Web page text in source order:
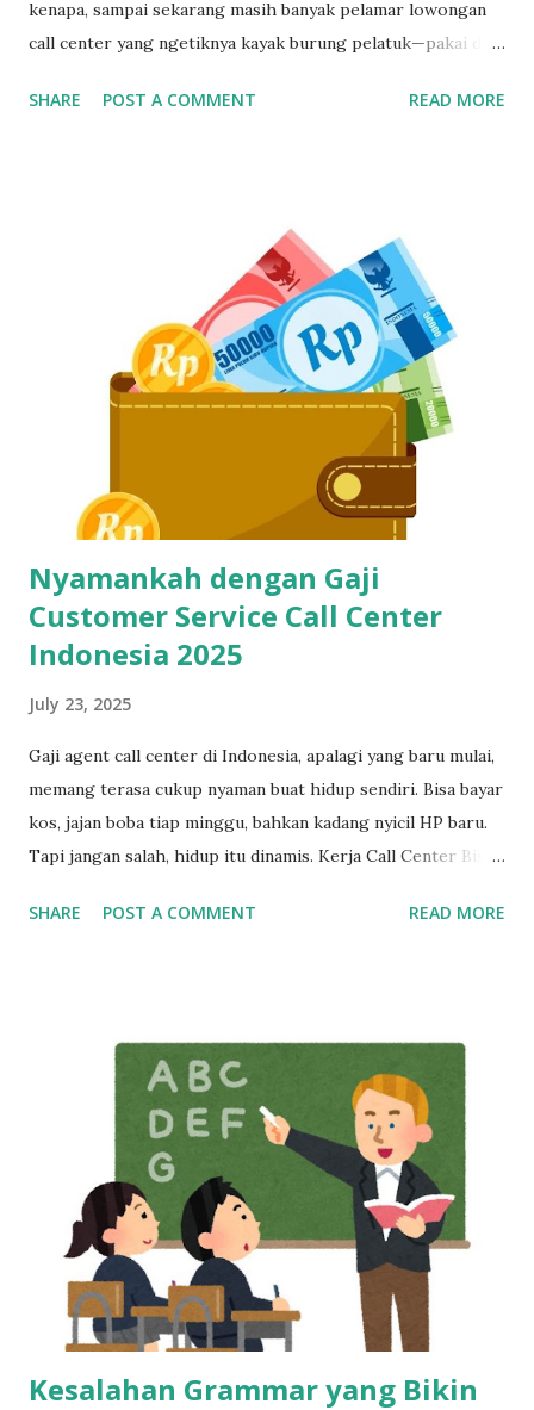
kenapa, sampai sekarang masih banyak pelamar lowongan
call center yang ngetiknya kayak burung pelatuk—pakai dua
utama kalau kerja di dunia pelayanan pelanggan. Gak Bisa
bikin pelanggan frustasi. Nah, biar gak ketinggalan dan
ditinggal recruiter, yuk simak cara belajar touch typing
yang cepat, gratis, dan 100% bisa dilakukan siapa aja—even
yang gaptek sekalipun. Kenapa Skill Mengetik Itu Penting
Buat CS dan Job Online Lainnya? Di dunia kerja digital
sekarang, kecepatan dan ketepatan adalah segalanya. Gak
cuma buat call center, tapi juga buat virtual assistant, admin
remote, customer service e-commerce, bahkan freelance
data entry. Semuanya butuh skil...
SHARE POST A COMMENT READ MORE
Nyamankah dengan Gaji
Customer Service Call Center
Indonesia 2025
July 23, 2025
Gaji agent call center di Indonesia, apalagi yang baru mulai,
memang terasa cukup nyaman buat hidup sendiri. Bisa bayar
kos, jajan boba tiap minggu, bahkan kadang nyicil HP baru.
Tapi jangan salah, hidup itu dinamis. Kerja Call Center Bisa
dari itu, kalau sekarang masih betah kerja sebagai customer
Raya” Tahun 2013, seorang anak muda umur 20 tahun kerja
di mall, dibayar cuma per hari. Bisa dibilang pas-pasan buat
sekadar bertahan hidup. Tapi semuanya berubah waktu dia
pindah ke dunia call center. Begitu terima gaji pertamanya,
rasanya kayak menang undian. Pendapatannya langsung naik
dua kali lipat. Rasanya hidup jadi lebih cerah. Tapi cerita gak
berhenti di sana. Gaji besar di awal bisa bikin terlena.
Banyak yang merasa cukup, padahal tantangan hidup ma...
SHARE POST A COMMENT READ MORE
Kesalahan Grammar yang Bikin